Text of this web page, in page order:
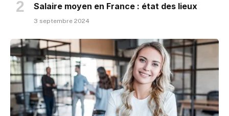
Salaire moyen en France : état des lieux
3 septembre 2024